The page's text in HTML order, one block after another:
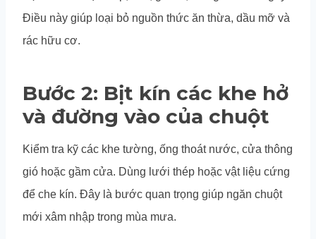
Điều này giúp loại bỏ nguồn thức ăn thừa, dầu mỡ và
rác hữu cơ.
Bước 2: Bịt kín các khe hở
và đường vào của chuột
Kiểm tra kỹ các khe tường, ống thoát nước, cửa thông
gió hoặc gầm cửa. Dùng lưới thép hoặc vật liệu cứng
để che kín. Đây là bước quan trọng giúp ngăn chuột
mới xâm nhập trong mùa mưa.